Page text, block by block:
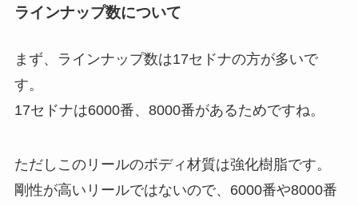
ラインナップ数について
まず、ラインナップ数は17セドナの方が多いで
す。
17セドナは6000番、8000番があるためですね。
ただしこのリールのボディ材質は強化樹脂です。
剛性が高いリールではないので、6000番や8000番